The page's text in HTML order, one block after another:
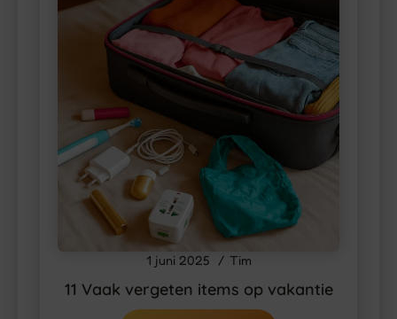
11 Vaak vergeten items op vakantie
1 juni 2025 Tim